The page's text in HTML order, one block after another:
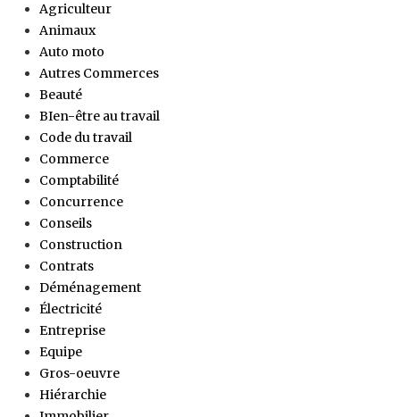
Agriculteur
Animaux
Auto moto
Autres Commerces
Beauté
BIen-être au travail
Code du travail
Commerce
Comptabilité
Concurrence
Conseils
Construction
Contrats
Déménagement
Électricité
Entreprise
Equipe
Gros-oeuvre
Hiérarchie